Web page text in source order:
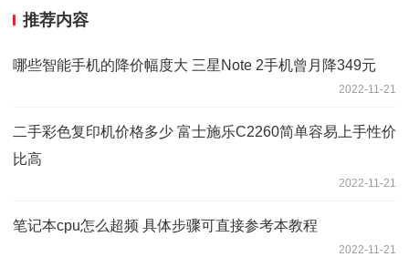
推荐内容
哪些智能手机的降价幅度大 三星Note 2手机曾月降349元
2022-11-21
二手彩色复印机价格多少 富士施乐C2260简单容易上手性价
比高
2022-11-21
笔记本cpu怎么超频 具体步骤可直接参考本教程
2022-11-21